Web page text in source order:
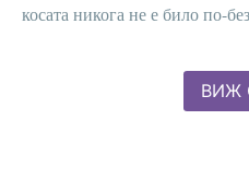
косата никога не е било по-
ВИЖ